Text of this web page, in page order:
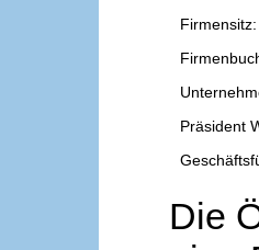
Firmensitz:
Präsident
Die